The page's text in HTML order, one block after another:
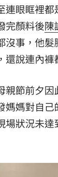
眼眶裡
完顏料後陳
事，他
說連內褲
節前夕因
媽媽對自
狀況未